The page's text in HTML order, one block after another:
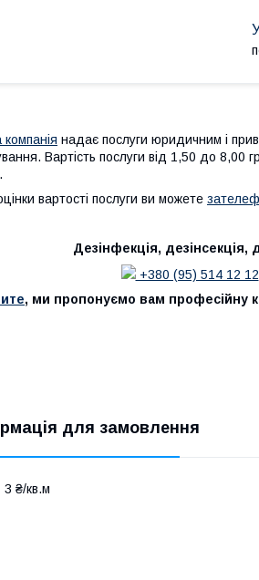
надає послуги юридичним і
Вартість послуги від 1,50 до 8,00
вартості послуги ви можете
Дезінфекція, дезінсекція,
+380 (95) 514 12 12
, ми пропонуємо вам професійну
для замовлення
3 ₴/кв.м